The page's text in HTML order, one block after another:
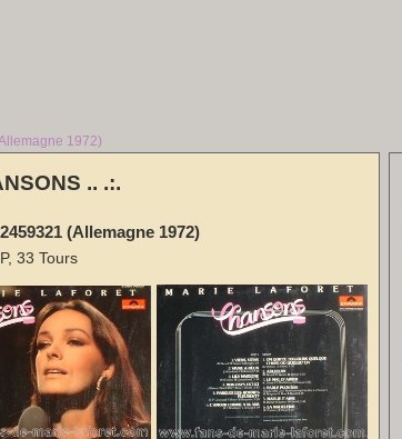
1972)
.. .:.
(Allemagne 1972)
33 Tours